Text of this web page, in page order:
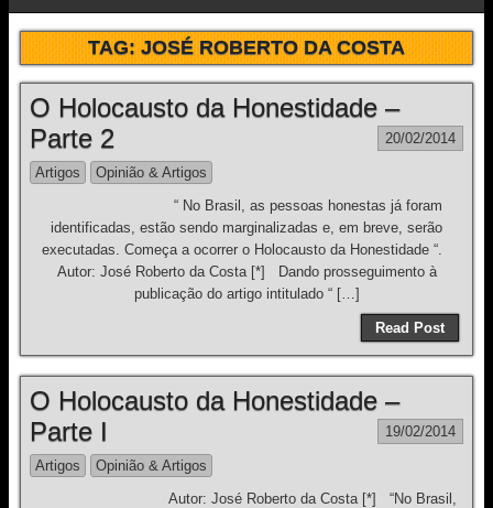
TAG:JOSÉ ROBERTO DA COSTA
O Holocausto da Honestidade –
Parte 2
20/02/2014
Artigos
Opinião & Artigos
“ No Brasil, as pessoas honestas já foram
identificadas, estão sendo marginalizadas e, em breve, serão
executadas. Começa a ocorrer o Holocausto da Honestidade “.
Autor: José Roberto da Costa [*] Dando prosseguimento à
publicação do artigo intitulado “ […]
Read Post
O Holocausto da Honestidade –
Parte I
19/02/2014
Artigos
Opinião & Artigos
Autor: José Roberto da Costa [*] “No Brasil,